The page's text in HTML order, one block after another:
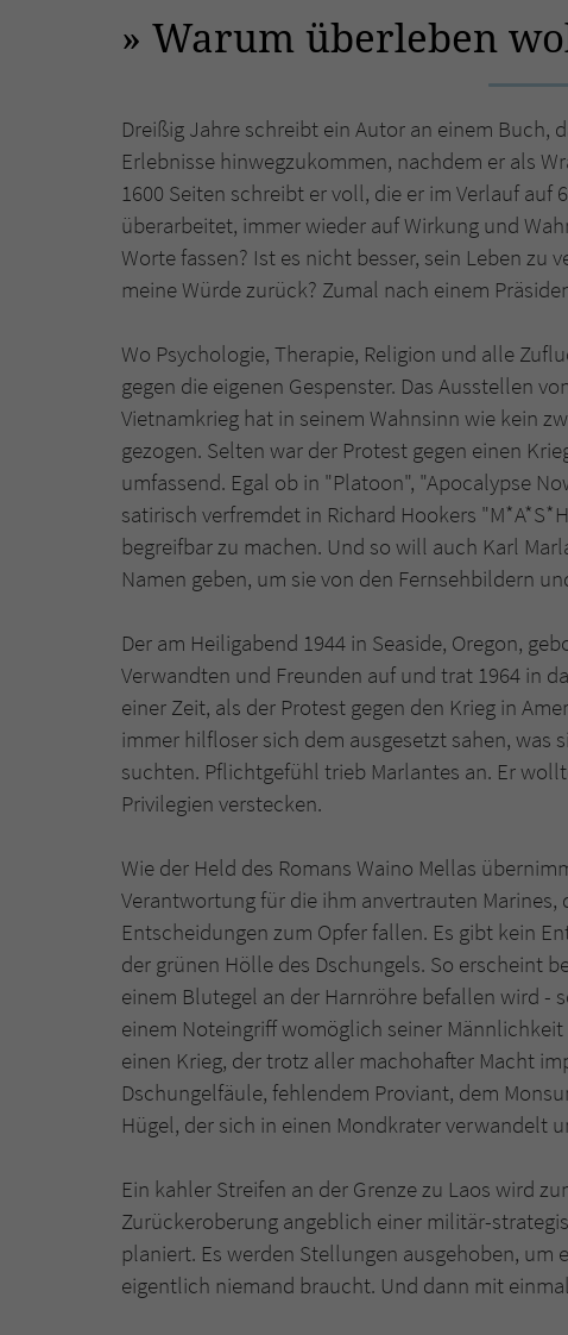
Warum überleben
Dreißig Jahre schreibt ein Autor an einem Buch,
Erlebnisse hinwegzukommen, nachdem er als
1600 Seiten schreibt er voll, die er im Verlauf
überarbeitet, immer wieder auf Wirkung und
Worte fassen? Ist es nicht besser, sein Leben zu
meine Würde zurück? Zumal nach einem
Wo Psychologie, Therapie, Religion und alle
gegen die eigenen Gespenster. Das Ausstellen
Vietnamkrieg hat in seinem Wahnsinn wie kein
gezogen. Selten war der Protest gegen einen
umfassend. Egal ob in "Platoon", "Apocalypse
satirisch verfremdet in Richard Hookers
begreifbar zu machen. Und so will auch Karl
Namen geben, um sie von den Fernsehbildern
Der am Heiligabend 1944 in Seaside, Oregon,
Verwandten und Freunden auf und trat 1964 in
einer Zeit, als der Protest gegen den Krieg in
immer hilfloser sich dem ausgesetzt sahen, was
suchten. Pflichtgefühl trieb Marlantes an. Er
Privilegien verstecken.
Wie der Held des Romans Waino Mellas
Verantwortung für die ihm anvertrauten
Entscheidungen zum Opfer fallen. Es gibt kein
der grünen Hölle des Dschungels. So erscheint
einem Blutegel an der Harnröhre befallen wird -
einem Noteingriff womöglich seiner
einen Krieg, der trotz aller machohafter Macht
Dschungelfäule, fehlendem Proviant, dem
Hügel, der sich in einen Mondkrater verwandelt
Ein kahler Streifen an der Grenze zu Laos wird
Zurückeroberung angeblich einer militär-
planiert. Es werden Stellungen ausgehoben,
eigentlich niemand braucht. Und dann mit